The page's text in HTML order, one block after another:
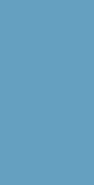
- 10u30) Café Bij die van ons As